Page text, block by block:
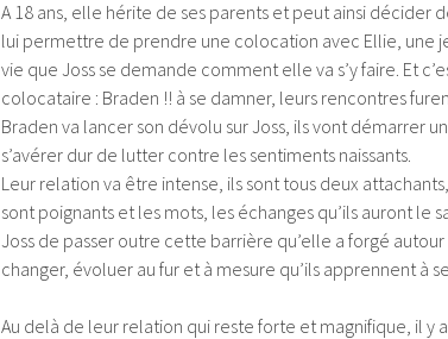
A 18 ans, elle hérite de ses parents et peut ainsi décider
lui permettre de prendre une colocation avec Ellie,
vie que Joss se demande comment elle va s’y faire. Et
colocataire : Braden !! à se damner, leurs rencontres
Braden va lancer son dévolu sur Joss, ils vont démarrer
s’avérer dur de lutter contre les sentiments naissants.
Leur relation va être intense, ils sont tous deux
sont poignants et les mots, les échanges qu’ils auront le
Joss de passer outre cette barrière qu’elle a forgé autour
changer, évoluer au fur et à mesure qu’ils apprennent à
Au delà de leur relation qui reste forte et magnifique, il y